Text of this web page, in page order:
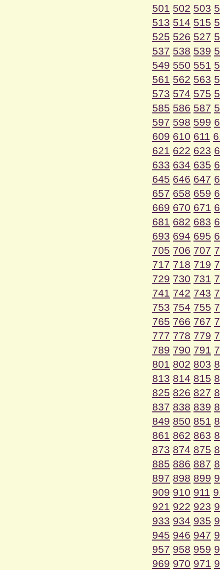
501 502 503
513 514 515
525 526 527
537 538 539
549 550 551
561 562 563
573 574 575
585 586 587
597 598 599
609 610 611
621 622 623
633 634 635
645 646 647
657 658 659
669 670 671
681 682 683
693 694 695
705 706 707
717 718 719
729 730 731
741 742 743
753 754 755
765 766 767
777 778 779
789 790 791
801 802 803
813 814 815
825 826 827
837 838 839
849 850 851
861 862 863
873 874 875
885 886 887
897 898 899
909 910 911
921 922 923
933 934 935
945 946 947
957 958 959
969 970 971